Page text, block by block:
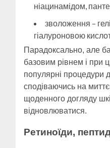
ніацинамідом,
зволоження –
гіалуроновою
Парадоксально, але
базовим рівнем і при
популярні процедури
сподіваючись на
щоденного догляду
відновлюватися.
Ретиноїди,